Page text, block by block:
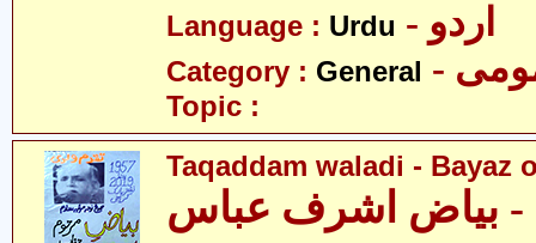
Language : Urdu - اردو
Category : General
Topic :
Taqaddam waladi - Bayaz
- بیاض اشرف عباس